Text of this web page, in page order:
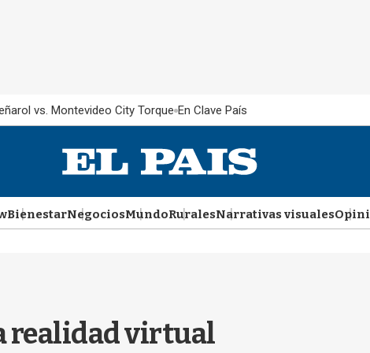
vs. Montevideo City Torque En Clave País
BienestarNegociosMundoRuralesNarrativas visuales
realidad virtual